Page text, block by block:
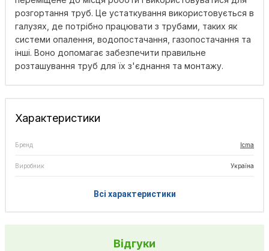
розгортання труб. Це устаткування використовується в
галузях, де потрібно працювати з трубами, таких як
системи опалення, водопостачання, газопостачання та
інші. Воно допомагає забезпечити правильне
розташування труб для їх з'єднання та монтажу.
Характеристики
Бренд Icma
Виробник Україна
Всі характеристики
Відгуки